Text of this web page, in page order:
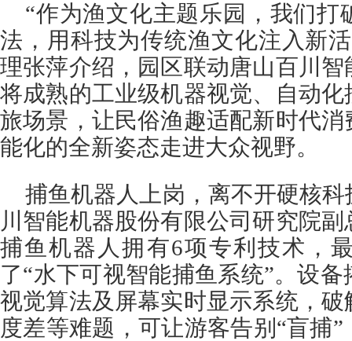
“作为渔文化主题乐园，我们打
法，用科技为传统渔文化注入新
理张萍介绍，园区联动唐山百川
将成熟的工业级机器视觉、自动
旅场景，让民俗渔趣适配新时代
能化的全新姿态走进大众视野。
捕鱼机器人上岗，离不开硬核
川智能机器股份有限公司研究院
捕鱼机器人拥有6项专利技术，
了“水下可视智能捕鱼系统”。设
视觉算法及屏幕实时显示系统，
度差等难题，可让游客告别“盲捕